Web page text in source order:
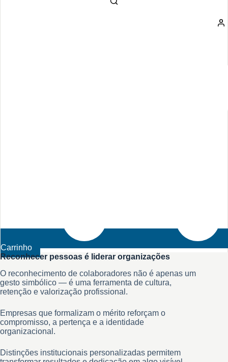
Carrinho
Reconhecer pessoas é liderar organizações
O reconhecimento de colaboradores não é apenas um
gesto simbólico — é uma ferramenta de cultura,
retenção e valorização profissional.
Empresas que formalizam o mérito reforçam o
compromisso, a pertença e a identidade
organizacional.
Distinções institucionais personalizadas permitem